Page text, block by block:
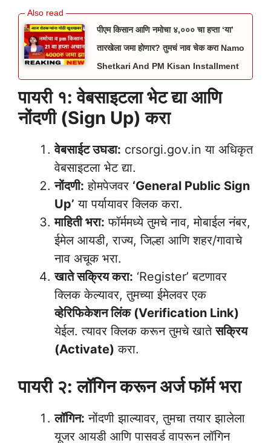
पीएम किसान आणि नमोचा ४,००० चा हप्ता ‘या’
तारखेला जमा होणार? तुमचं नाव चेक करा Namo
Shetkari And PM Kisan Installment
पायरी १: वेबसाइटला भेट द्या आणि
नोंदणी (Sign Up) करा
वेबसाईट उघडा: crsorgi.gov.in या अधिकृत
वेबसाइटला भेट द्या.
नोंदणी: होमपेजवर ‘General Public Sign
Up’ या पर्यायावर क्लिक करा.
माहिती भरा: फॉर्ममध्ये तुमचे नाव, मोबाईल नंबर,
ईमेल आयडी, राज्य, जिल्हा आणि शहर/गावाचे
नाव अचूक भरा.
खाते सक्रिय करा: ‘Register’ बटणावर
क्लिक केल्यावर, तुमच्या ईमेलवर एक
व्हेरिफिकेशन लिंक (Verification Link)
येईल. त्यावर क्लिक करून तुमचे खातेसक्रिय
(Activate) करा.
पायरी २: लॉगिन करून अर्ज फॉर्म भरा
लॉगिन: नोंदणी झाल्यावर, तुमचा तयार झालेला
यूजर आयडी आणि पासवर्ड वापरून लॉगिन